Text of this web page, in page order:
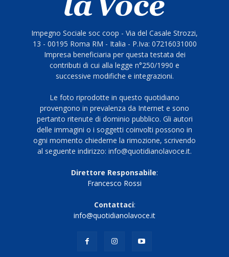
Impegno Sociale soc coop - Via del Casale Strozzi,
13 - 00195 Roma RM - Italia - P.Iva: 07216031000
Impresa beneficiaria per questa testata dei
contributi di cui alla legge n°250/1990 e
successive modifiche e integrazioni.
Le foto riprodotte in questo quotidiano
provengono in prevalenza da Internet e sono
pertanto ritenute di dominio pubblico. Gli autori
delle immagini o i soggetti coinvolti possono in
ogni momento chiederne la rimozione, scrivendo
al seguente indirizzo: info@quotidianolavoce.it.
Direttore Responsabile:
Francesco Rossi
Contattaci:
info@quotidianolavoce.it